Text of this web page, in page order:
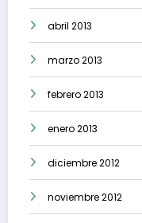
abril 2013
marzo 2013
febrero 2013
enero 2013
diciembre 2012
noviembre 2012